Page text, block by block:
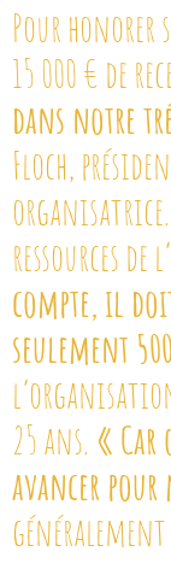
Pour honorer
15 000 € de
dans notre
Floch,
ressources
compte, il
seulement
25 ans. « Car
avancer
généralement